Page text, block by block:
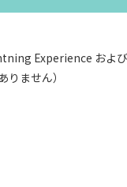
Experience およ
りません）